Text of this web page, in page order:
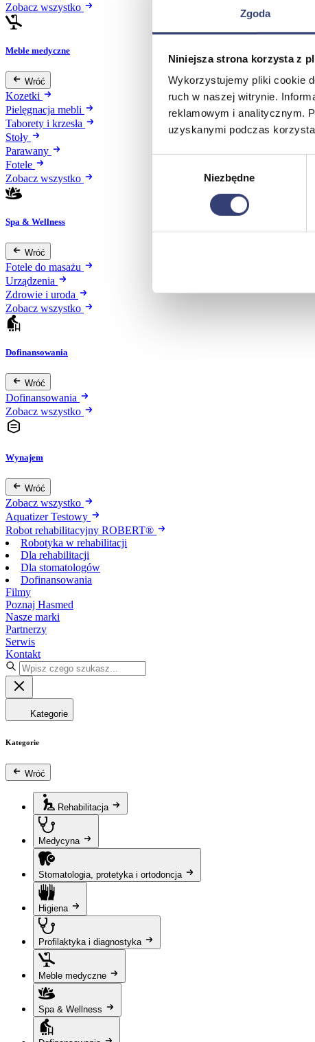
Zgoda
Niniejsza strona korzysta z
Wykorzystujemy pliki cookie
ruch w naszej witrynie.
reklamowym i analitycznym.
uzyskanymi podczas
Niezbędne
Zobacz wszystko
Meble medyczne
Wróć
Kozetki
Pielęgnacja mebli
Taborety i krzesła
Stoły
Parawany
Fotele
Zobacz wszystko
Spa & Wellness
Wróć
Fotele do masażu
Urządzenia
Zdrowie i uroda
Zobacz wszystko
Dofinansowania
Wróć
Dofinansowania
Zobacz wszystko
Wynajem
Wróć
Zobacz wszystko
Aquatizer Testowy
Robot rehabilitacyjny ROBERT®
Robotyka w rehabilitacji
Dla rehabilitacji
Dla stomatologów
Dofinansowania
Filmy
Poznaj Hasmed
Nasze marki
Partnerzy
Serwis
Kontakt
Kategorie
Kategorie
Wróć
Rehabilitacja
Medycyna
Stomatologia, protetyka i ortodoncja
Higiena
Profilaktyka i diagnostyka
Meble medyczne
Spa & Wellness